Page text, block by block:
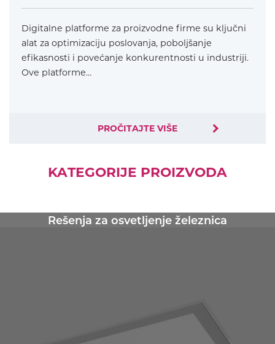
Digitalne platforme za proizvodne firme su ključni
alat za optimizaciju poslovanja, poboljšanje
efikasnosti i povećanje konkurentnosti u industriji.
Ove platforme…
PROČITAJTE VIŠE
KATEGORIJE PROIZVODA
Rešenja za osvetljenje železnica